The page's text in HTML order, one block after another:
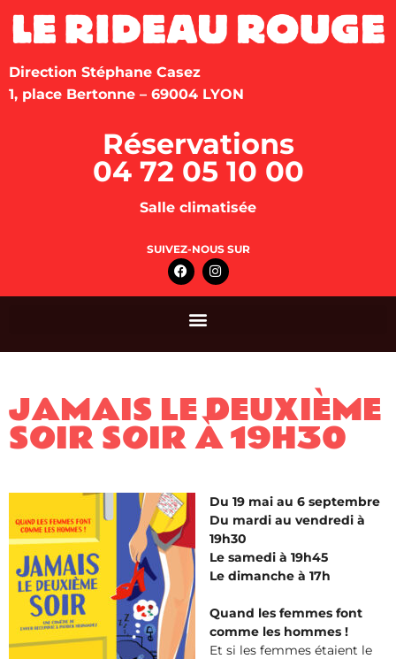
Direction Stéphane Casez
1, place Bertonne – 69004 LYON
Réservations
04 72 05 10 00
Salle climatisée
SUIVEZ-NOUS SUR
JAMAIS LE DEUXIÈME
SOIR SOIR À 19H30
Du 19 mai au 6 septembre
Du mardi au vendredi à
19h30
Le samedi à 19h45
Le dimanche à 17h
Quand les femmes font
comme les hommes !
Et si les femmes étaient le